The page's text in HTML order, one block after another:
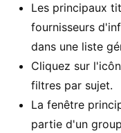
Les principaux
fournisseurs
dans une liste
Cliquez sur
filtres par sujet.
La fenêtre
partie d'un